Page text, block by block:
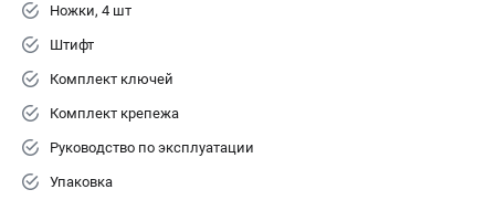
Ножки, 4 шт
Штифт
Комплект ключей
Комплект крепежа
Руководство по эксплуатации
Упаковка